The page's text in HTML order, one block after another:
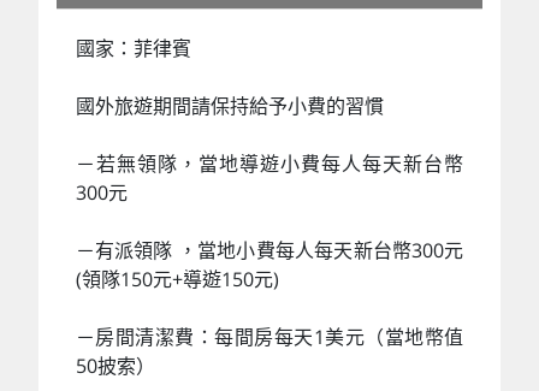
國家：菲律賓
國外旅遊期間請保持給予小費的習慣
－若無領隊，當地導遊小費每人每天新台幣
300元
－有派領隊 ，當地小費每人每天新台幣300元
(領隊150元+導遊150元)
－房間清潔費：每間房每天1美元（當地幣值
50披索）